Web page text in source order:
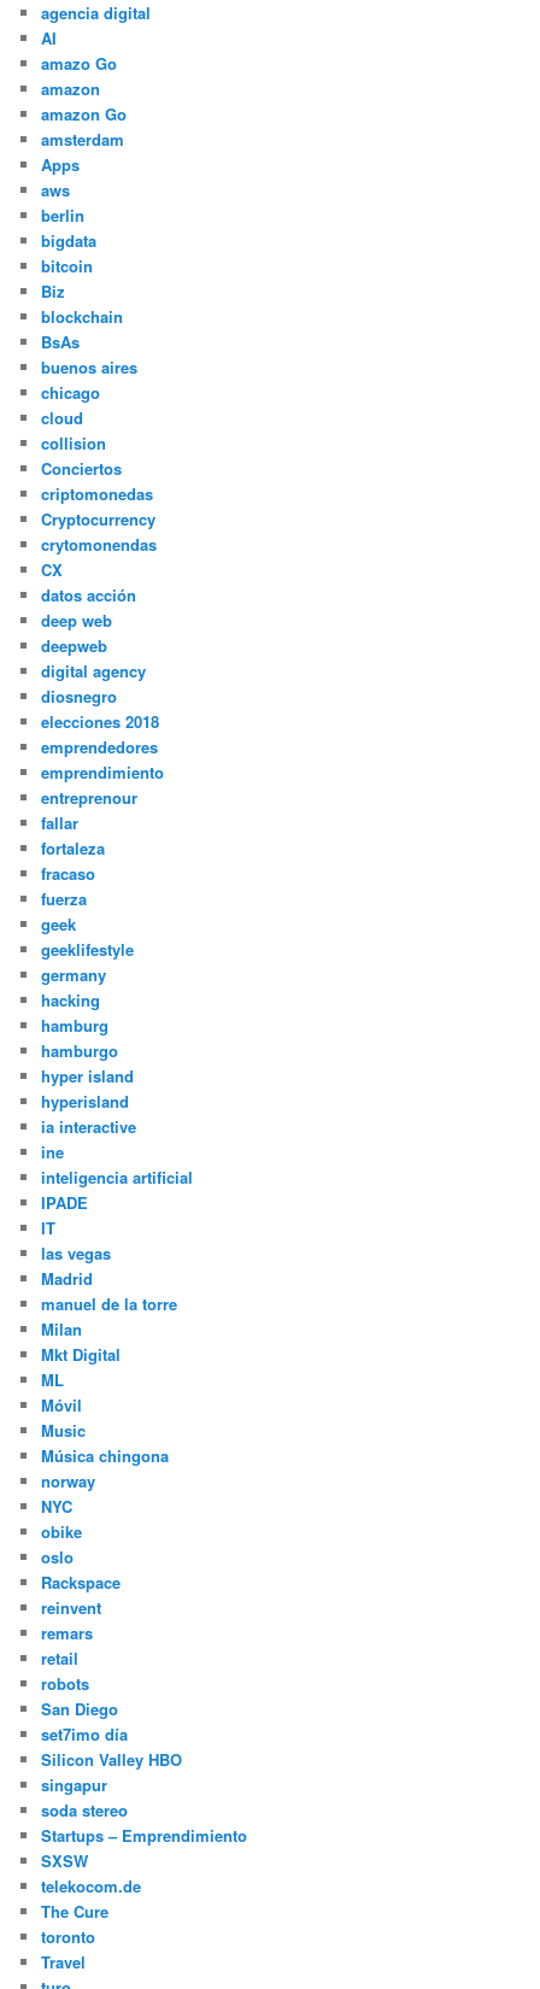
agencia digital
AI
amazo Go
amazon
amazon Go
amsterdam
Apps
aws
berlin
bigdata
bitcoin
Biz
blockchain
BsAs
buenos aires
chicago
cloud
collision
Conciertos
criptomonedas
Cryptocurrency
crytomonendas
CX
datos acción
deep web
deepweb
digital agency
diosnegro
elecciones 2018
emprendedores
emprendimiento
entreprenour
fallar
fortaleza
fracaso
fuerza
geek
geeklifestyle
germany
hacking
hamburg
hamburgo
hyper island
hyperisland
ia interactive
ine
inteligencia artificial
IPADE
IT
las vegas
Madrid
manuel de la torre
Milan
Mkt Digital
ML
Móvil
Music
Música chingona
norway
NYC
obike
oslo
Rackspace
reinvent
remars
retail
robots
San Diego
set7imo día
Silicon Valley HBO
singapur
soda stereo
Startups – Emprendimiento
SXSW
telekocom.de
The Cure
toronto
Travel